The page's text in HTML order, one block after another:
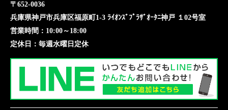
〒652-0036
兵庫県神戸市兵庫区福原町1-3 ﾗｲｵﾝｽﾞﾌﾟﾗｻﾞｵｰﾀﾆ神戸 １02号室
営業時間： 10:00～18:00
定休日： 毎週水曜日定休